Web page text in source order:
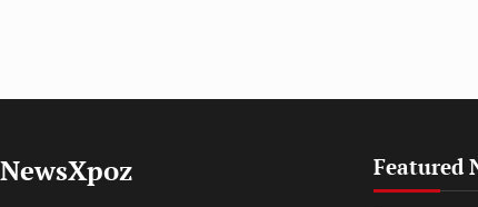
NewsXpoz Featured